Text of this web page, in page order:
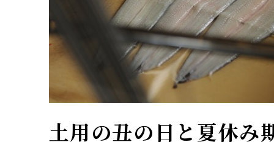
土用の丑の日と夏休み